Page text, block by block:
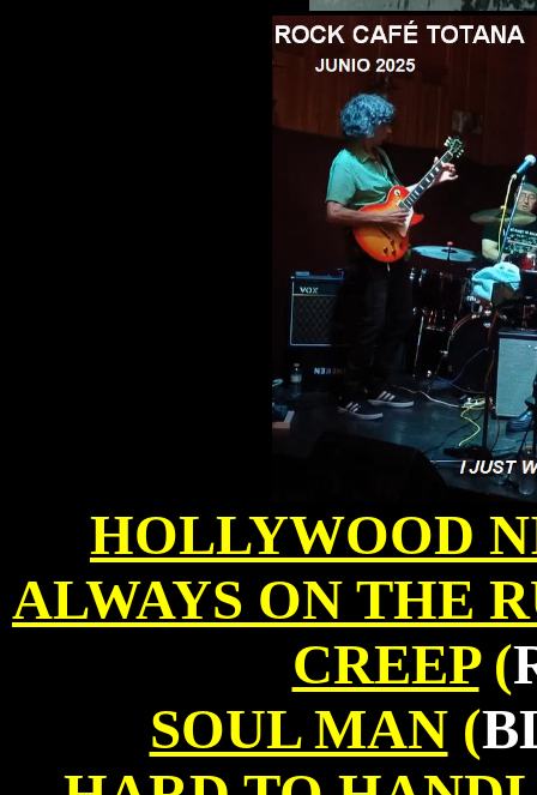
HOLLYWOOD
ALWAYS ON THE
CREEP(
SOUL MAN(